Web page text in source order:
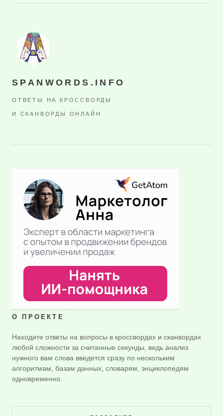
SPANWORDS.INFO
ОТВЕТЫ НА КРОССВОРДЫ
И СКАНВОРДЫ ОНЛАЙН
О ПРОЕКТЕ
Находите ответы на вопросы в кроссвордах и сканвордах
любой сложности за считанные секунды, ведь анализ
нужного вам слова введется сразу по нескольким
алгоритмам, базам данных, словарям, энциклопедям
одновременно.